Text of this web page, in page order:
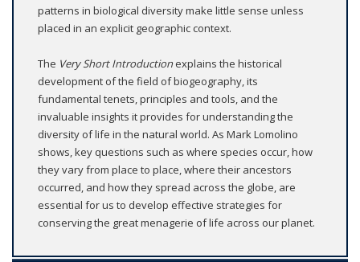
patterns in biological diversity make little sense unless
placed in an explicit geographic context.
The Very Short Introductionexplains the historical
development of the field of biogeography, its
fundamental tenets, principles and tools, and the
invaluable insights it provides for understanding the
diversity of life in the natural world. As Mark Lomolino
shows, key questions such as where species occur, how
they vary from place to place, where their ancestors
occurred, and how they spread across the globe, are
essential for us to develop effective strategies for
conserving the great menagerie of life across our planet.